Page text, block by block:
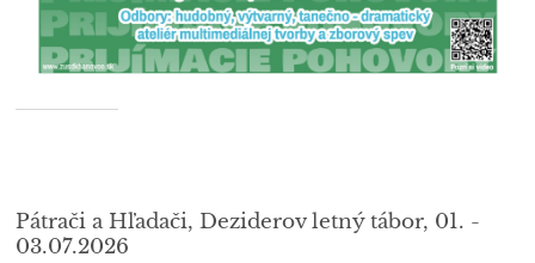
Pátrači a Hľadači, Deziderov letný tábor, 01. -
03.07.2026